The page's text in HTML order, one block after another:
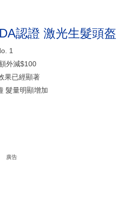
認證 激光生髮頭盔
1
外減$100
果已經顯著
髮量明顯增加
廣告